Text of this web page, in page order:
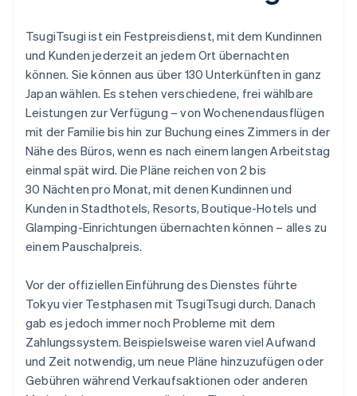
TsugiTsugi ist ein Festpreisdienst, mit dem Kundinnen
und Kunden jederzeit an jedem Ort übernachten
können. Sie können aus über 130 Unterkünften in ganz
Japan wählen. Es stehen verschiedene, frei wählbare
Leistungen zur Verfügung – von Wochenendausflügen
mit der Familie bis hin zur Buchung eines Zimmers in der
Nähe des Büros, wenn es nach einem langen Arbeitstag
einmal spät wird. Die Pläne reichen von 2 bis
30 Nächten pro Monat, mit denen Kundinnen und
Kunden in Stadthotels, Resorts, Boutique-Hotels und
Glamping-Einrichtungen übernachten können – alles zu
einem Pauschalpreis.
Vor der offiziellen Einführung des Dienstes führte
Tokyu vier Testphasen mit TsugiTsugi durch. Danach
gab es jedoch immer noch Probleme mit dem
Zahlungssystem. Beispielsweise waren viel Aufwand
und Zeit notwendig, um neue Pläne hinzuzufügen oder
Gebühren während Verkaufsaktionen oder anderen